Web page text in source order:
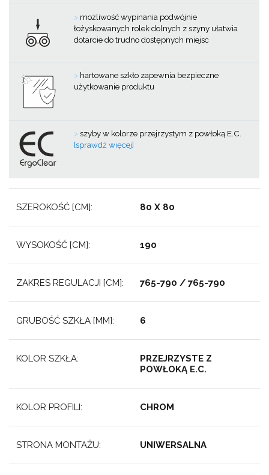
> możliwość wypinania podwójnie
łożyskowanych rolek dolnych z szyny ułatwia
dotarcie do trudno dostępnych miejsc
> hartowane szkło zapewnia bezpieczne
użytkowanie produktu
>szyby w kolorze przejrzystym z powłoką E.C.
[sprawdź więcej]
SZEROKOŚĆ [CM]: 80 X 80
WYSOKOŚĆ [CM]: 190
ZAKRES REGULACJI [CM]: 765-790 / 765-790
GRUBOŚĆ SZKŁA [MM]: 6
KOLOR SZKŁA:
PRZEJRZYSTE Z
POWŁOKĄ E.C.
KOLOR PROFILI: CHROM
STRONA MONTAŻU: UNIWERSALNA